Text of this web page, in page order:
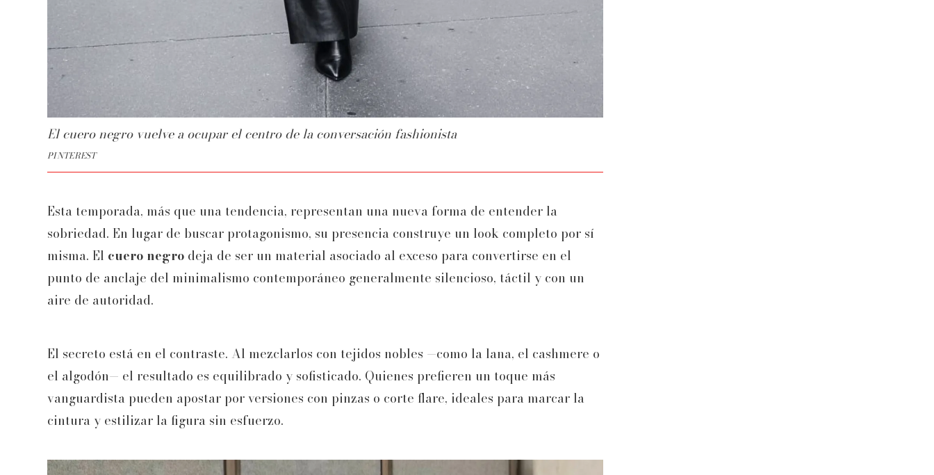
El cuero negro vuelve a ocupar el centro de la conversación fashionista
PINTEREST
Esta temporada, más que una tendencia, representan una nueva forma de entender la
sobriedad. En lugar de buscar protagonismo, su presencia construye un look completo por sí
misma. El cuero negro deja de ser un material asociado al exceso para convertirse en el
punto de anclaje del minimalismo contemporáneo generalmente silencioso, táctil y con un
aire de autoridad.
El secreto está en el contraste. Al mezclarlos con tejidos nobles —como la lana, el cashmere o
el algodón— el resultado es equilibrado y sofisticado. Quienes prefieren un toque más
vanguardista pueden apostar por versiones con pinzas o corte flare, ideales para marcar la
cintura y estilizar la figura sin esfuerzo.